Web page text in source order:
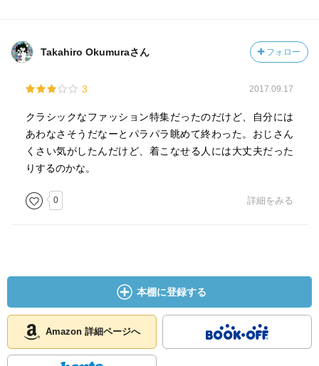
Takahiro Okumuraさん フォロー
3 2017.09.17
クラシックなファッション特集だったのだけど、自分には
あわなさそうだなーとパラパラ眺めて終わった。おじさん
くさい気がしたんだけど、着こなせる人には大丈夫だった
りするのかな。
0 詳細をみる
本棚に登録する
Amazon 詳細ページへ